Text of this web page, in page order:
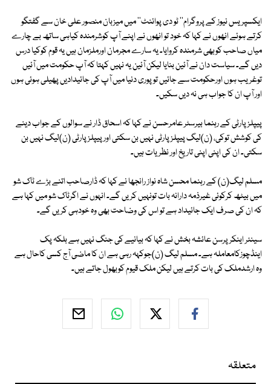
ایکسپریس نیوز کے پروگرام'' ٹو دی پوائنٹ'' میں میزبان منصور علی خان سے گفتگو
کرتے ہوئے انھوں نے کہا کہ خود تو انھوں نے اپنے آپ کوشرمندہ کیاہی ساتھ بے چارے
میاں صاحب کوبھی شرمندہ کروایا۔ یہ سارے مجرمان اورملزمان ہیں یہ قوم کوکیا درس
دیں گے۔ سیاست دان نے آئین بنایا لیکن آئین یہ نہیں کہتا کہ آپ حکومت میں آئیں
توغریب ہوں اورحکومت سے جائیں تو پوری دنیا میں آپ کی جائیدادیں پھیلی ہوئی ہوں
اور آپ ان کا جواب ہی نہ دیں سکیں۔
پیپلزپارٹی کے رہنما بیرسٹر عامرحسن نے کہا کہ اسحاق ڈار نے سوالوں کے جواب دینے
کی کوشش توکی، (ن)لیگ پیپلز پارٹی نہیں بن سکتی اورپیپلزپارٹی (ن)لیگ نہیں بن
سکتی۔ ان کی اپنی اپنی تاریخ اور نظریات ہیں۔
مسلم لیگ(ن) کے رہنما محسن شاہ نواز رانجھا نے کہا کہ ڈارصاحب اتنے بڑے ٹاک شو
میں بیٹھ کرکوئی غیرذمہ دارانہ بات تونہیں کریں گے۔ انہوں نے اگرٹاک شو میں کہا ہے
کہ ان کی صرف ایک جائیداد ہے تو اس کی وضاحت بھی وہ خودہی کریں گے۔
سینئر اینکرپرسن عائشہ بخش نے کہا کہ بیانیے کی جنگ نہیں ہے بلکہ پک
اینڈچوزکامعاملہ ہے۔ مسلم لیگ (ن)جوکہہ رہی ہے ان کا ماضی آج کسی کاحال ہے
وہ ارشدملک کی بات کرتے ہیں لیکن ملک قیوم کوبھول جاتے ہیں۔
متعلقہ